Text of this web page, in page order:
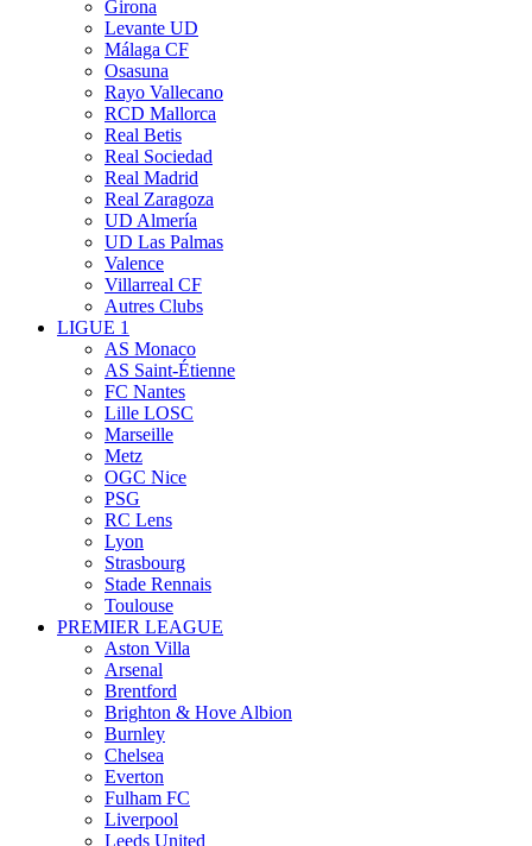
Girona
Levante UD
Málaga CF
Osasuna
Rayo Vallecano
RCD Mallorca
Real Betis
Real Sociedad
Real Madrid
Real Zaragoza
UD Almería
UD Las Palmas
Valence
Villarreal CF
Autres Clubs
LIGUE 1
AS Monaco
AS Saint-Étienne
FC Nantes
Lille LOSC
Marseille
Metz
OGC Nice
PSG
RC Lens
Lyon
Strasbourg
Stade Rennais
Toulouse
PREMIER LEAGUE
Aston Villa
Arsenal
Brentford
Brighton & Hove Albion
Burnley
Chelsea
Everton
Fulham FC
Liverpool
Leeds United